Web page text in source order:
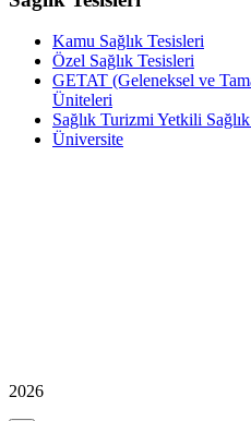
Kamu Sağlık Tesisleri
Özel Sağlık Tesisleri
GETAT (Geleneksel ve
Üniteleri
Sağlık Turizmi Yetkili
Üniversite
2026